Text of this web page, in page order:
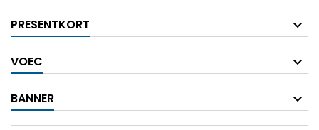
PRESENTKORT
VOEC
BANNER